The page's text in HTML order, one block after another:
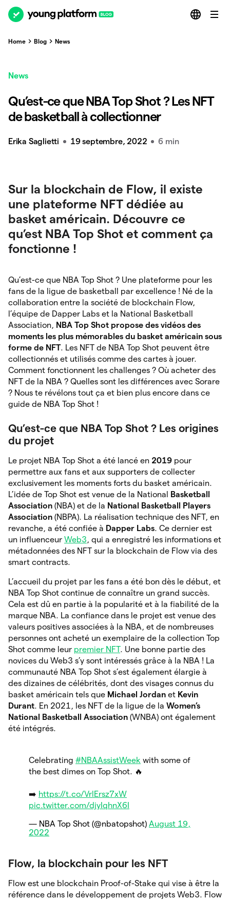
Home Blog News
News
Qu’est-ce que NBA Top Shot ? Les NFT
de basketball à collectionner
Erika Saglietti 19 septembre, 2022 6 min
Sur la blockchain de Flow, il existe
une plateforme NFT dédiée au
basket américain. Découvre ce
qu’est NBA Top Shot et comment ça
fonctionne !
Qu’est-ce que NBA Top Shot ? Une plateforme pour les
fans de la ligue de basketball par excellence ! Né de la
collaboration entre la société de blockchain Flow,
l’équipe de Dapper Labs et la National Basketball
Association, NBA Top Shot propose des vidéos des
moments les plus mémorables du basket américain sous
forme de NFT. Les NFT de NBA Top Shot peuvent être
collectionnés et utilisés comme des cartes à jouer.
Comment fonctionnent les challenges ? Où acheter des
NFT de la NBA ? Quelles sont les différences avec Sorare
? Nous te révélons tout ça et bien plus encore dans ce
guide de NBA Top Shot !
Qu’est-ce que NBA Top Shot ? Les origines
du projet
Le projet NBA Top Shot a été lancé en 2019 pour
permettre aux fans et aux supporters de collecter
exclusivement les moments forts du basket américain.
L’idée de Top Shot est venue de la National
Basketball
Association (NBA) et de la National Basketball Players
Association (NBPA). La réalisation technique des NFT, en
revanche, a été confiée à Dapper Labs. Ce dernier est
un influenceur Web3, qui a enregistré les informations et
métadonnées des NFT sur la blockchain de Flow via des
smart contracts.
L’accueil du projet par les fans a été bon dès le début, et
NBA Top Shot continue de connaître un grand succès.
Cela est dû en partie à la popularité et à la fiabilité de la
marque NBA. La confiance dans le projet est venue des
valeurs positives associées à la NBA, et de nombreuses
personnes ont acheté un exemplaire de la collection Top
Shot comme leur premier NFT. Une bonne partie des
novices du Web3 s’y sont intéressés grâce à la NBA ! La
communauté NBA Top Shot s’est également élargie à
des dizaines de célébrités, dont des visages connus du
basket américain tels que Michael Jordan et Kevin
Durant. En 2021, les NFT de la ligue de la Women’s
National Basketball Association (WNBA) ont également
été intégrés.
Celebrating #NBAAssistWeek with some of
the best dimes on Top Shot. 🔥
➡️ https://t.co/VrlErsz7xW
pic.twitter.com/djyIqhnX6I
— NBA Top Shot (@nbatopshot) August 19,
2022
Flow, la blockchain pour les NFT
Flow est une blockchain Proof-of-Stake qui vise à être la
référence dans le développement de projets Web3. Flow